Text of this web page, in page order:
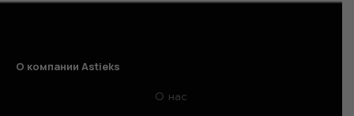
О компании Astieks
О нас